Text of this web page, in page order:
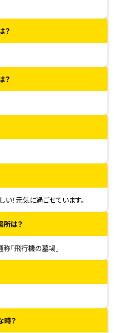
？
？
！元気に過ごせています。
所は？
「飛行機の墓場」
時？